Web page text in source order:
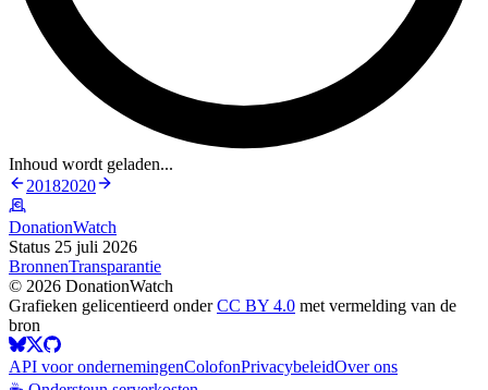
Inhoud wordt geladen...
20182020
DonationWatch
Status 25 juli 2026
BronnenTransparantie
© 2026 DonationWatch
Grafieken gelicentieerd onderCC BY 4.0 met vermelding van de
bron
API voor ondernemingenColofonPrivacybeleidOver ons